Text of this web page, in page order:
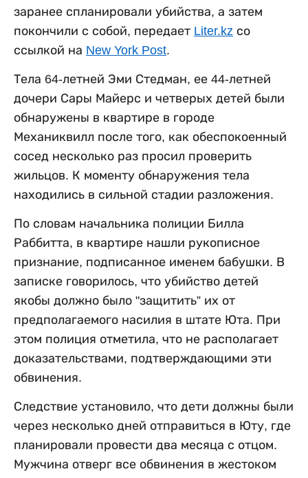
заранее спланировали убийства, а затем
покончили с собой, передает Liter.kz со
ссылкой на New York Post.
Тела 64-летней Эми Стедман, ее 44-летней
дочери Сары Майерс и четверых детей были
обнаружены в квартире в городе
Механиквилл после того, как обеспокоенный
сосед несколько раз просил проверить
жильцов. К моменту обнаружения тела
находились в сильной стадии разложения.
По словам начальника полиции Билла
Раббитта, в квартире нашли рукописное
признание, подписанное именем бабушки. В
записке говорилось, что убийство детей
якобы должно было "защитить” их от
предполагаемого насилия в штате Юта. При
этом полиция отметила, что не располагает
доказательствами, подтверждающими эти
обвинения.
Следствие установило, что дети должны были
через несколько дней отправиться в Юту, где
планировали провести два месяца с отцом.
Мужчина отверг все обвинения в жестоком